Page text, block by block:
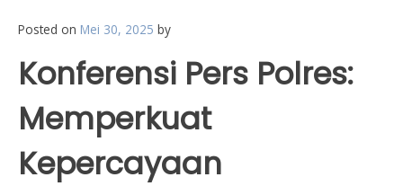
Posted on Mei 30, 2025 by
Konferensi Pers Polres:
Memperkuat
Kepercayaan